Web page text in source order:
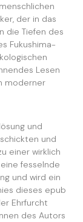
der in das
die Tiefen des
Fukushima-
Lesen
moderner
und
und
einer wirklich
fesselnde
und wird ein
dieses epub
Ehrfurcht
des Autors